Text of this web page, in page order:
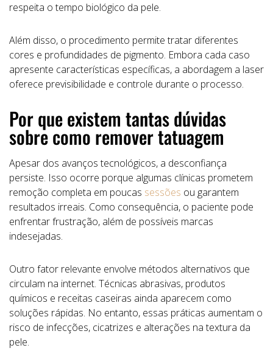
respeita o tempo biológico da pele.
Além disso, o procedimento permite tratar diferentes
cores e profundidades de pigmento. Embora cada caso
apresente características específicas, a abordagem a laser
oferece previsibilidade e controle durante o processo.
Por que existem tantas dúvidas
sobre como remover tatuagem
Apesar dos avanços tecnológicos, a desconfiança
persiste. Isso ocorre porque algumas clínicas prometem
remoção completa em poucas sessões ou garantem
resultados irreais. Como consequência, o paciente pode
enfrentar frustração, além de possíveis marcas
indesejadas.
Outro fator relevante envolve métodos alternativos que
circulam na internet. Técnicas abrasivas, produtos
químicos e receitas caseiras ainda aparecem como
soluções rápidas. No entanto, essas práticas aumentam o
risco de infecções, cicatrizes e alterações na textura da
pele.